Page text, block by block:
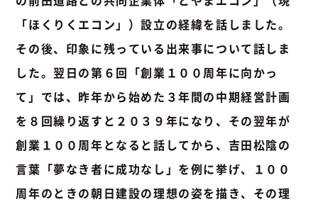
「ほくりくエコン」）設立の経緯を話しました。
その後、印象に残っている出来事について話しま
した。翌日の第６回「創業１００周年に向かっ
て」では、昨年から始めた３年間の中期経営計画
を８回繰り返すと２０３９年になり、その翌年が
創業１００周年となると話してから、吉田松陰の
言葉「夢なき者に成功なし」を例に挙げ、１００
周年のときの朝日建設の理想の姿を描き、その理